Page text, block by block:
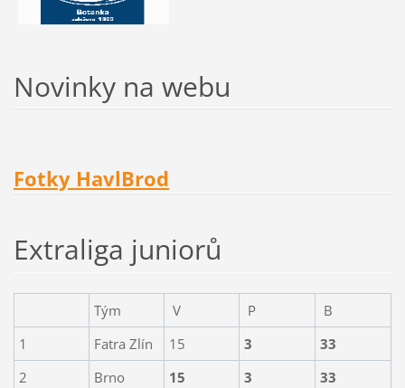
Novinky na webu
Fotky HavlBrod
Extraliga juniorů
Tým V P
B
1
Fatra Zlín 15 3
33
2
Brno 15 3
33